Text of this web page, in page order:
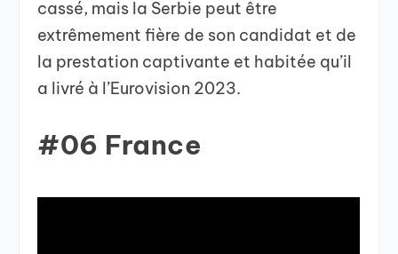
cassé, mais la Serbie peut être
extrêmement fière de son candidat et de
la prestation captivante et habitée qu’il
a livré à l’Eurovision 2023.
#06 France